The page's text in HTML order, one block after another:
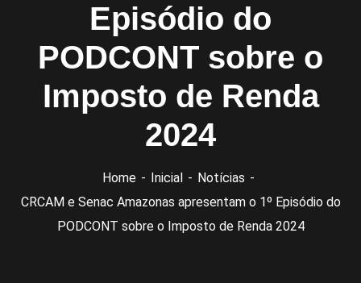
Episódio do
PODCONT sobre o
Imposto de Renda
2024
Home Inicial
Notícias
CRCAM e Senac Amazonas apresentam o 1º Episódio do
PODCONT sobre o Imposto de Renda 2024